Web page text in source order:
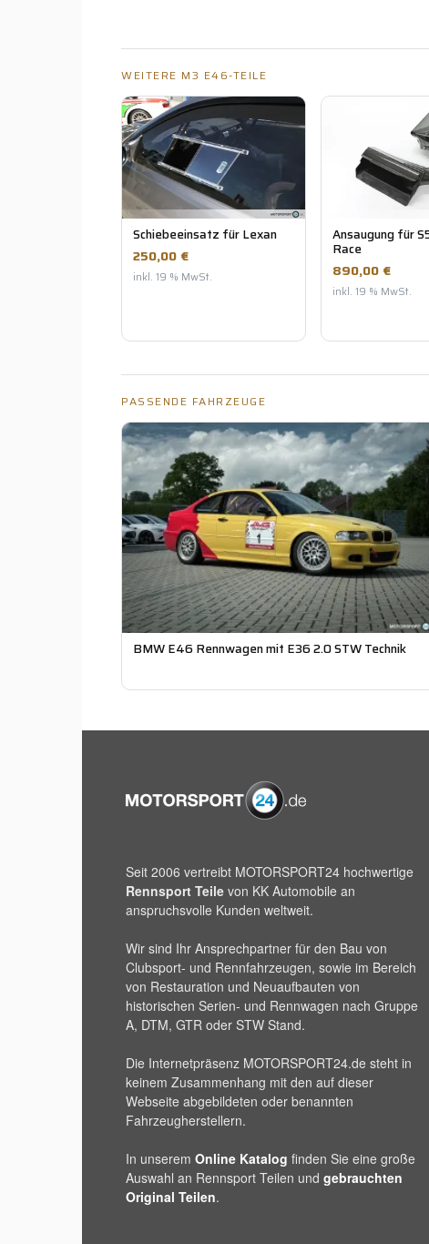
WEITERE M3 E46-TEILE
Schiebeeinsatz für Lexan
250,00 €
inkl. 19 % MwSt.
Ansaugung für
Race
890,00 €
inkl. 19 % MwSt.
PASSENDE FAHRZEUGE
BMW E46 Rennwagen mit E36 2.0 STW Technik
Seit 2006 vertreibt MOTORSPORT24 hochwertige
Rennsport Teile von KK Automobile an
anspruchsvolle Kunden weltweit.
Wir sind Ihr Ansprechpartner für den Bau von
Clubsport- und Rennfahrzeugen, sowie im Bereich
von Restauration und Neuaufbauten von
historischen Serien- und Rennwagen nach Gruppe
A, DTM, GTR oder STW Stand.
Die Internetpräsenz MOTORSPORT24.de steht in
keinem Zusammenhang mit den auf dieser
Webseite abgebildeten oder benannten
Fahrzeugherstellern.
In unserem Online Katalog finden Sie eine große
Auswahl an Rennsport Teilen und gebrauchten
Original Teilen.